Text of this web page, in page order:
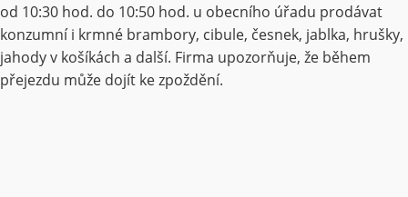
od 10:30 hod. do 10:50 hod. u obecního úřadu prodávat
konzumní i krmné brambory, cibule, česnek, jablka, hrušky,
jahody v košíkách a další. Firma upozorňuje, že během
přejezdu může dojít ke zpoždění.